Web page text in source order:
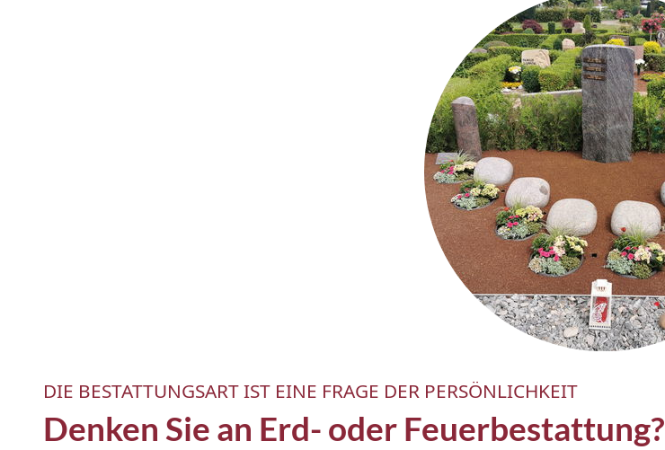
DIE BESTATTUNGSART IST EINE FRAGE DER PERSÖNLICH­KEIT
Denken Sie an Erd- oder Feuerbestattung?